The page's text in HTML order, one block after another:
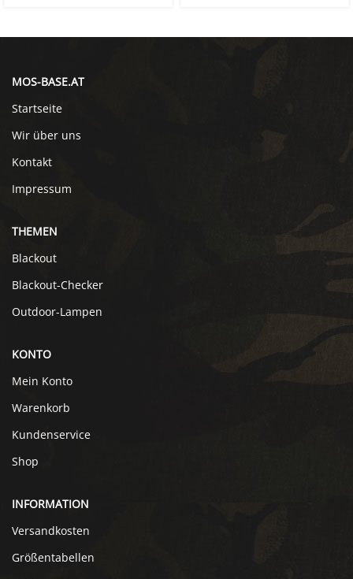
MOS-BASE.AT
Startseite
Wir über uns
Kontakt
Impressum
THEMEN
Blackout
Blackout-Checker
Outdoor-Lampen
KONTO
Mein Konto
Warenkorb
Kundenservice
Shop
INFORMATION
Versandkosten
Größentabellen